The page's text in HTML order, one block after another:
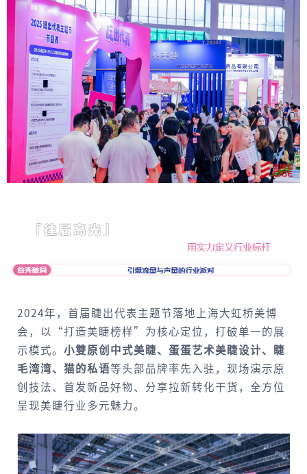
2024年，首届睫出代表主题节落地上海大虹桥美博
会，以“打造美睫榜样”为核心定位，打破单一的展
示模式。 小雙原创中式美睫、蛋蛋艺术美睫设计、睫
毛湾湾、猫的私语等头部品牌率先入驻，现场演示原
创技法、首发新品好物、分享拉新转化干货，全方位
呈现美睫行业多元魅力。